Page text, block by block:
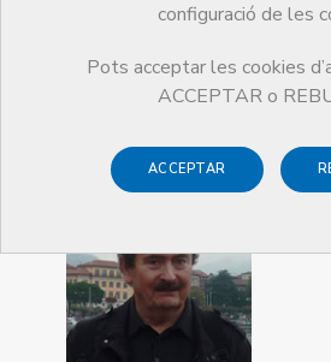
configuració de les
Pots acceptar les cookies
ACCEPTAR o
ACCEPTAR
Guardonat Edició